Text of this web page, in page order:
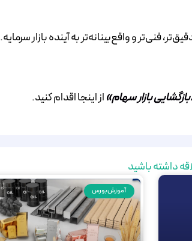
فنی‌تر و واقع‌بینانه‌تر به آینده بازار سرمایه.
بازار سهام»از اینجا اقدام کنید.
داشته باشید
آموزش بورس